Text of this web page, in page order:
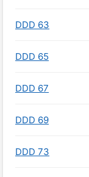
DDD 63
DDD 65
DDD 67
DDD 69
DDD 73